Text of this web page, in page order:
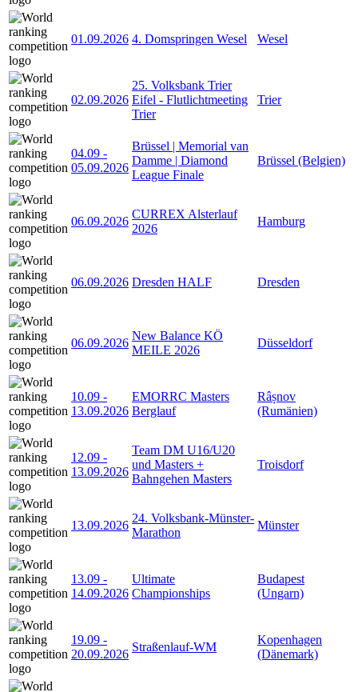
01.09.2026 4. Domspringen Wesel Wesel
02.09.2026
25. Volksbank Trier
Eifel - Flutlichtmeeting
Trier
Trier
04.09 -
05.09.2026
Brüssel | Memorial van
Damme | Diamond
League Finale
Brüssel (Belgien)
06.09.2026
CURREX Alsterlauf
2026
Hamburg
06.09.2026 Dresden HALF Dresden
06.09.2026
New Balance KÖ
MEILE 2026
Düsseldorf
10.09 -
13.09.2026
EMORRC Masters
Berglauf
Râșnov
(Rumänien)
12.09 -
13.09.2026
Team DM U16/U20
und Masters +
Bahngehen Masters
Troisdorf
13.09.2026
24. Volksbank-Münster-
Marathon
Münster
13.09 -
14.09.2026
Ultimate
Championships
Budapest
(Ungarn)
19.09 -
20.09.2026
Straßenlauf-WM
Kopenhagen
(Dänemark)